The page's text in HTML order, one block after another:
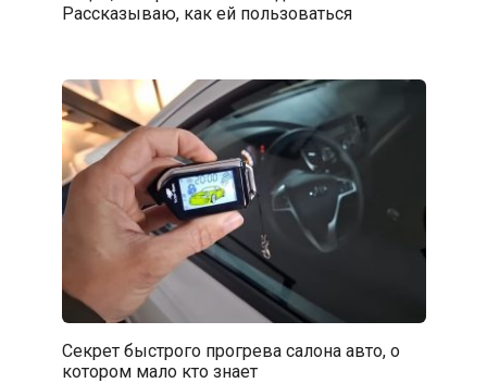
Рассказываю, как ей пользоваться
Секрет быстрого прогрева салона авто, о
котором мало кто знает